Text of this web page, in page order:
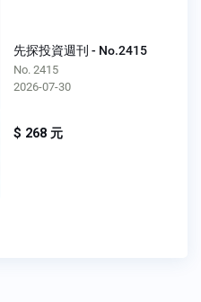
先探投資週刊 - No.2415
No. 2415
2026-07-30
$ 268 元